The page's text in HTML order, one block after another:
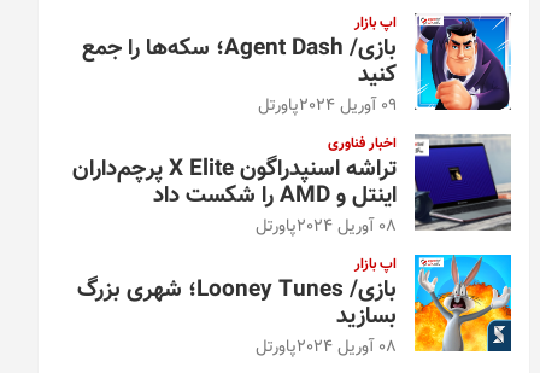
اپ بازار
بازی/ Agent Dash؛ سکه‌ها را جمع
کنید
09 آوریل 2024 پاورتل
اخبار فناوری
تراشه اسنپدراگون X Elite پرچم‌داران
اینتل و AMD را شکست داد
08 آوریل 2024 پاورتل
اپ بازار
بازی/ Looney Tunes؛ شهری بزرگ
بسازید
08 آوریل 2024 پاورتل